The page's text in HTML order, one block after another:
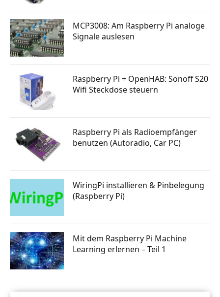
MCP3008: Am Raspberry Pi analoge
Signale auslesen
Raspberry Pi + OpenHAB: Sonoff S20
Wifi Steckdose steuern
Raspberry Pi als Radioempfänger
benutzen (Autoradio, Car PC)
WiringPi installieren & Pinbelegung
(Raspberry Pi)
Mit dem Raspberry Pi Machine
Learning erlernen – Teil 1